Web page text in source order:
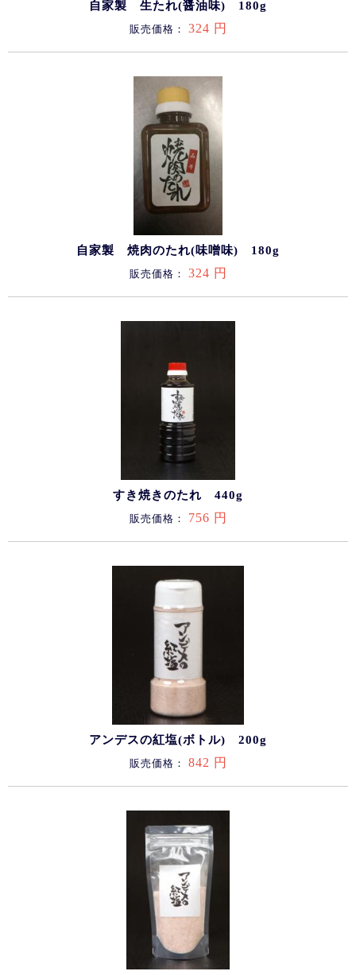
自家製 生たれ(醤油味) 180g
販売価格： 324 円
自家製 焼肉のたれ(味噌味) 180g
販売価格： 324 円
すき焼きのたれ 440g
販売価格： 756 円
アンデスの紅塩(ボトル) 200g
販売価格： 842 円